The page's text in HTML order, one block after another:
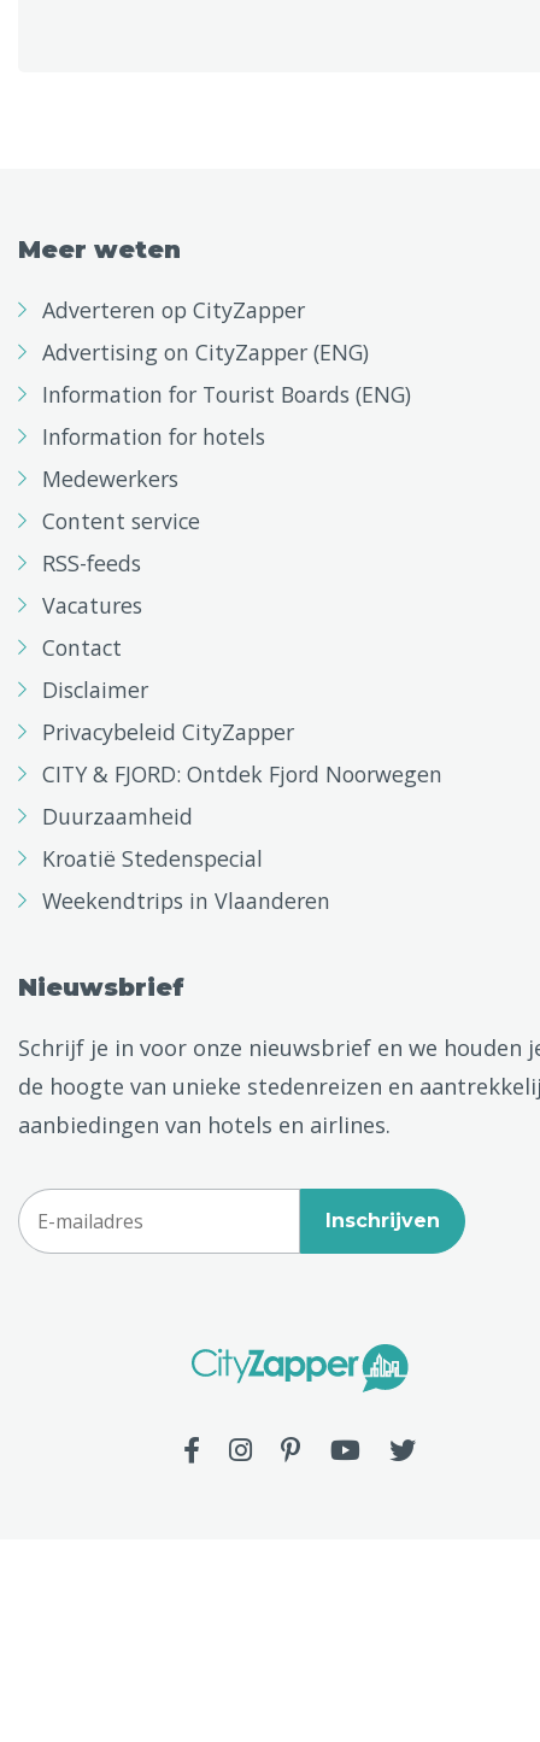
Meer weten
Adverteren op CityZapper
Advertising on CityZapper (ENG)
Information for Tourist Boards (ENG)
Information for hotels
Medewerkers
Content service
RSS-feeds
Vacatures
Contact
Disclaimer
Privacybeleid CityZapper
CITY & FJORD: Ontdek Fjord Noorwegen
Duurzaamheid
Kroatië Stedenspecial
Weekendtrips in Vlaanderen
Nieuwsbrief
Schrijf je in voor onze nieuwsbrief en we houden
de hoogte van unieke stedenreizen en
aanbiedingen van hotels en airlines.
Inschrijven